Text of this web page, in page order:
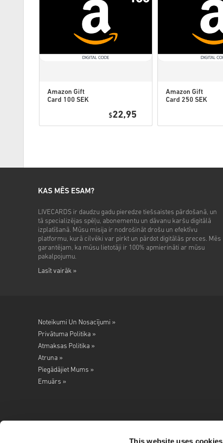
This website uses cookies
Amazon Gift
Card 100 SEK
$22,95
Amazon Gift
Card 250 SEK
KAS MĒS ESAM?
LIVECARDS ir daudzu gadu pieredze tiešsaistes pārdošanā, un
tā specializējas spēļu, abonementu un dāvanu karšu digitālā
izplatīšanā. Mūsu misija ir nodrošināt drošu un efektīvu
platformu, kurā cilvēki var pirkt un pārdot digitālās preces. Mēs
garantējam, ka mūsu lietotāji ir 100% apmierināti ar mūsu
pakalpojumu.
Lasīt vairāk »
Noteikumi Un Nosacījumi »
Privātuma Politika »
Atmaksas Politika »
Atruna »
Piegādājiet Mums »
Emuārs »